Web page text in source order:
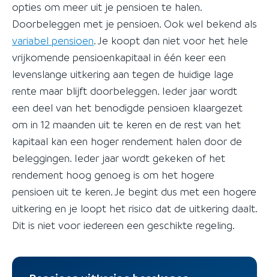
opties om meer uit je pensioen te halen.
Doorbeleggen met je pensioen. Ook wel bekend als
variabel pensioen. Je koopt dan niet voor het hele
vrijkomende pensioenkapitaal in één keer een
levenslange uitkering aan tegen de huidige lage
rente maar blijft doorbeleggen. Ieder jaar wordt
een deel van het benodigde pensioen klaargezet
om in 12 maanden uit te keren en de rest van het
kapitaal kan een hoger rendement halen door de
beleggingen. Ieder jaar wordt gekeken of het
rendement hoog genoeg is om het hogere
pensioen uit te keren. Je begint dus met een hogere
uitkering en je loopt het risico dat de uitkering daalt.
Dit is niet voor iedereen een geschikte regeling.